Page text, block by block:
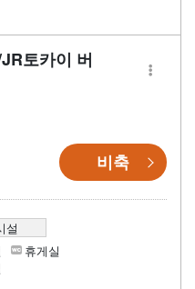
토카이 버
비축
설
휴게실